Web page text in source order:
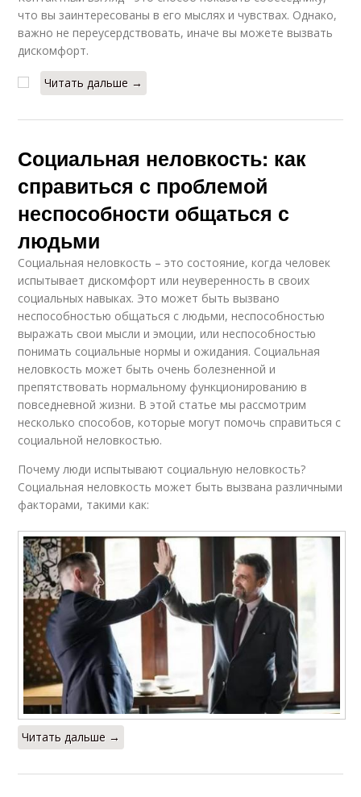
что вы заинтересованы в его мыслях и чувствах. Однако,
важно не переусердствовать, иначе вы можете вызвать
дискомфорт.
Читать дальше →
Социальная неловкость: как
справиться с проблемой
неспособности общаться с
людьми
Социальная неловкость – это состояние, когда человек
испытывает дискомфорт или неуверенность в своих
социальных навыках. Это может быть вызвано
неспособностью общаться с людьми, неспособностью
выражать свои мысли и эмоции, или неспособностью
понимать социальные нормы и ожидания. Социальная
неловкость может быть очень болезненной и
препятствовать нормальному функционированию в
повседневной жизни. В этой статье мы рассмотрим
несколько способов, которые могут помочь справиться с
социальной неловкостью.
Почему люди испытывают социальную неловкость?
Социальная неловкость может быть вызвана различными
факторами, такими как:
Читать дальше →